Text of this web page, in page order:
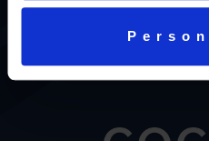
nosso DNA e por isso temos
ENEM em Niterói, somos a